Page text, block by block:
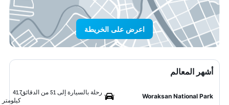
اعرض على الخريطة
أشهر المعالم
Woraksan National Park
رحلة بالسيارة إلى 51 من الدقائق
41.7
كيلومتر